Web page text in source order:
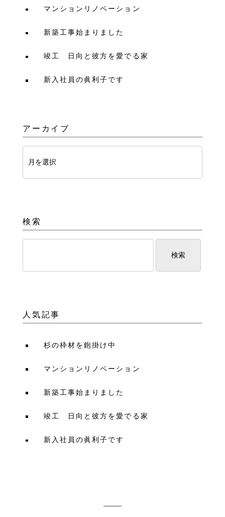
マンションリノベーション
新築工事始まりました
竣工 日向と彼方を愛でる家
新入社員の眞利子です
アーカイブ
検索
人気記事
杉の枠材を鉋掛け中
マンションリノベーション
新築工事始まりました
竣工 日向と彼方を愛でる家
新入社員の眞利子です